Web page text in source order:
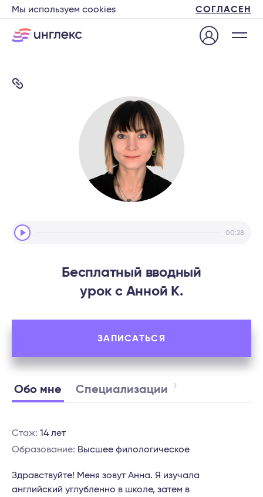
Мы используем cookies СОГЛАСЕН
Бесплатный вводный
урок c Анной К.
ЗАПИСАТЬСЯ
Audio
Player
00:28
Обо мне Специализации 7
Стаж: 14 лет
Образование: Высшее филологическое
Здравствуйте! Меня зовут Анна. Я изучала
английский углубленно в школе, затем в